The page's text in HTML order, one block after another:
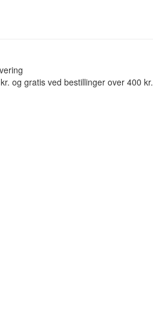
og gratis ved bestillinger over 400 kr.